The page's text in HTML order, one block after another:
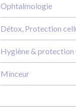
Ophtalmologie
Détox, Protection
Hygiène & protection
Minceur